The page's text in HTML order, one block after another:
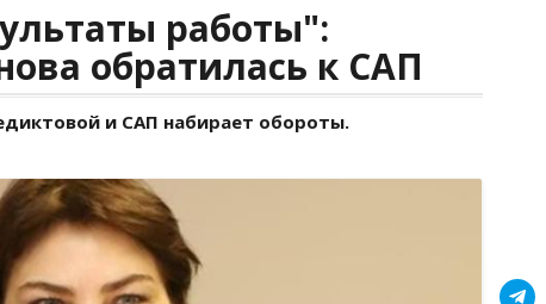
работы":
обратилась к САП
и САП набирает обороты.